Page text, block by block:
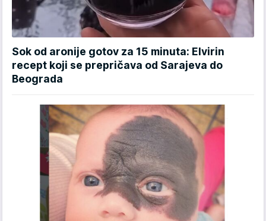
Sok od aronije gotov za 15 minuta: Elvirin
recept koji se prepričava od Sarajeva do
Beograda